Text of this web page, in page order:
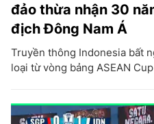
đảo thừa nhận 30
địch Đông Nam Á
Truyền thông Indonesia bất
loại từ vòng bảng ASEAN